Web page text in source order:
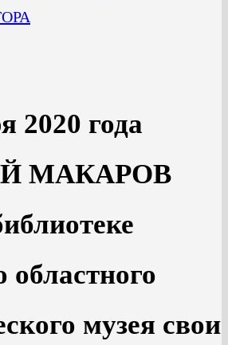
2020 года
МАКАРОВ
областного
музея свои